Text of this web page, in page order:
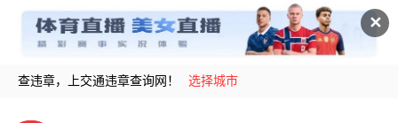
✕
查违章，上交通违章查询网！ 选择城市